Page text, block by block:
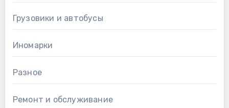
Грузовики и автобусы
Иномарки
Разное
Ремонт и обслуживание